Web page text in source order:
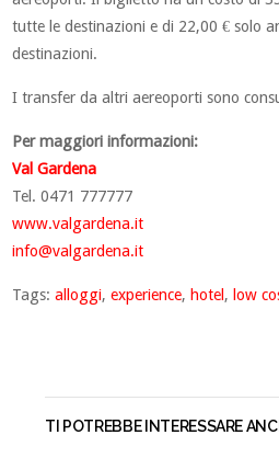
tutte le destinazioni e di 22,00 € solo
destinazioni.
I transfer da altri aereoporti sono
Per maggiori informazioni:
Val Gardena
Tel. 0471 777777
www.valgardena.it
info@valgardena.it
Tags:alloggi,experience, hotel , low
TI POTREBBE INTERESSARE